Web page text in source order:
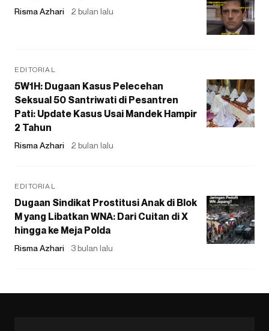
Risma Azhari 2 bulan lalu
EDITORIAL
5W1H: Dugaan Kasus Pelecehan
Seksual 50 Santriwati di Pesantren
Pati: Update Kasus Usai Mandek Hampir
2 Tahun
Risma Azhari 2 bulan lalu
EDITORIAL
Dugaan Sindikat Prostitusi Anak di Blok
M yang Libatkan WNA: Dari Cuitan di X
hingga ke Meja Polda
Risma Azhari 3 bulan lalu